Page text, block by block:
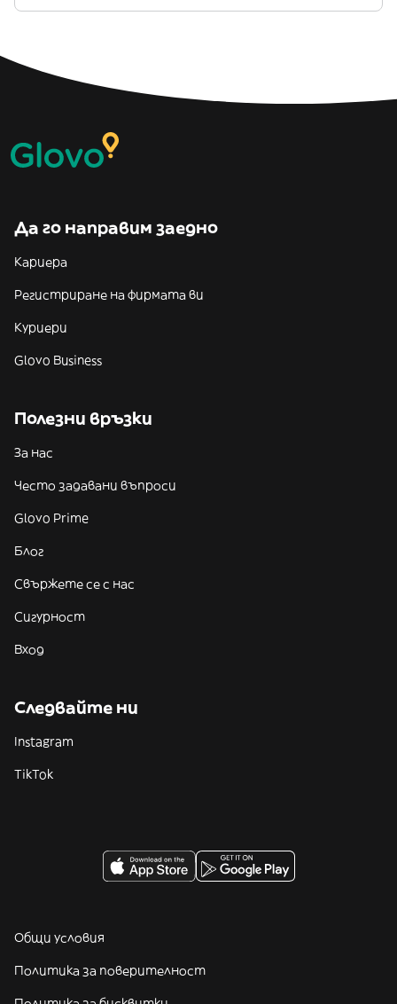
Да го направим заедно
Кариера
Регистриране на фирмата ви
Куриери
Glovo Business
Полезни връзки
За нас
Често задавани въпроси
Glovo Prime
Блог
Свържете се с нас
Сигурност
Вход
Следвайте ни
Instagram
TikTok
Общи условия
Политика за поверителност